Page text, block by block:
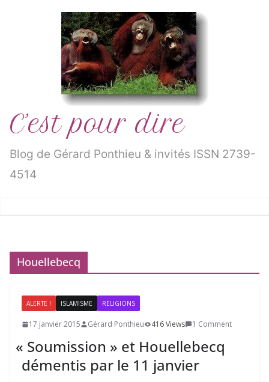
C’est pour dire
Blog de Gérard Ponthieu & invités ISSN 2739-
4514
Houellebecq
ALERTE ! ISLAMISME RELIGIONS
17 janvier 2015 Gérard Ponthieu 416 Views 1 Comment
« Soumission » et Houellebecq
démentis par le 11 janvier